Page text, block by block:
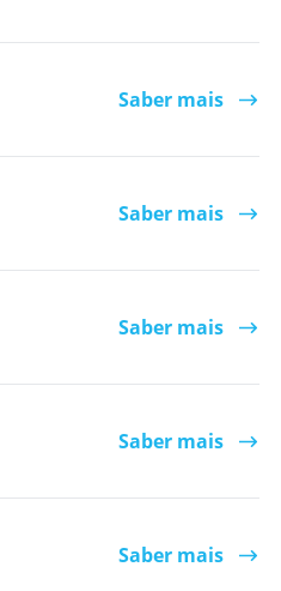
Saber mais
Saber mais
Saber mais
Saber mais
Saber mais